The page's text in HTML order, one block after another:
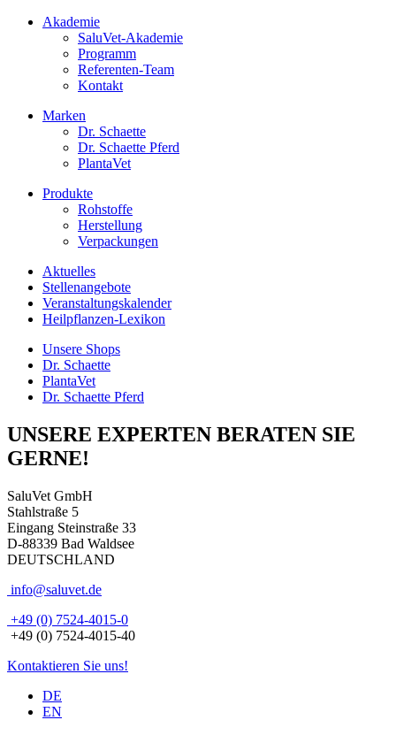
Akademie
SaluVet-Akademie
Programm
Referenten-Team
Kontakt
Marken
Dr. Schaette
Dr. Schaette Pferd
PlantaVet
Produkte
Rohstoffe
Herstellung
Verpackungen
Aktuelles
Stellenangebote
Veranstaltungskalender
Heilpflanzen-Lexikon
Unsere Shops
Dr. Schaette
PlantaVet
Dr. Schaette Pferd
UNSERE EXPERTEN BERATEN SIE
GERNE!
SaluVet GmbH
Stahlstraße 5
Eingang Steinstraße 33
D-88339 Bad Waldsee
DEUTSCHLAND
info@saluvet.de
+49 (0) 7524-4015-0
+49 (0) 7524-4015-40
Kontaktieren Sie uns!
DE
EN